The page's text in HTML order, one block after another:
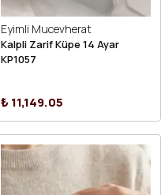
Eyimli Mucevherat
Kalpli Zarif Küpe 14 Ayar
KP1057
₺ 11,149.05